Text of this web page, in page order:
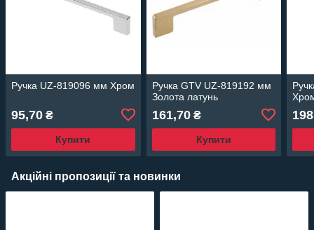
Ручка UZ-819096 мм Хром
95,70 ₴
Купити
Ручка GTV UZ-819192 мм
Золота латунь
161,70₴
Купити
198
Акційні пропозиції та новинки